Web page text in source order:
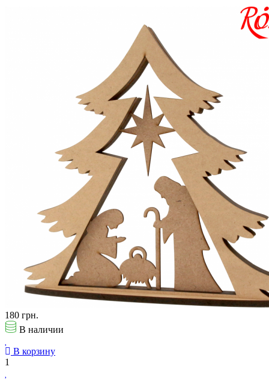
180 грн.
В наличии
В корзину
1